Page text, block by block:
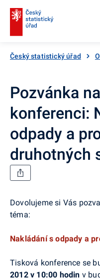
Český statistický úřad
Pozvánka
konferenci:
odpady a
druhotných
Dovolujeme si Vás
téma:
Nakládání s odpady a
Tisková konference se
2012 v 10:00 hodin v